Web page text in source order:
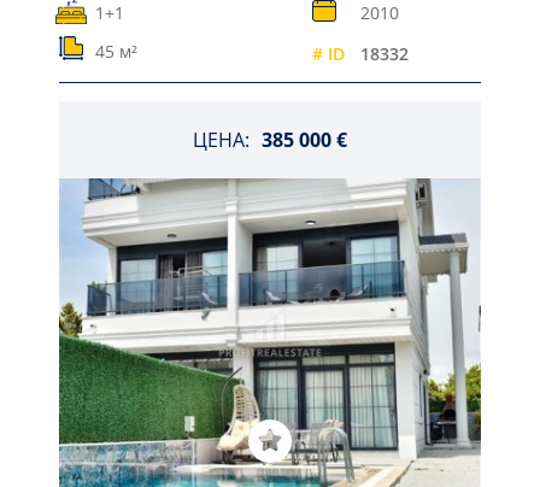
1+1
2010
45 м²
# ID 18332
ЦЕНА: 385 000 €